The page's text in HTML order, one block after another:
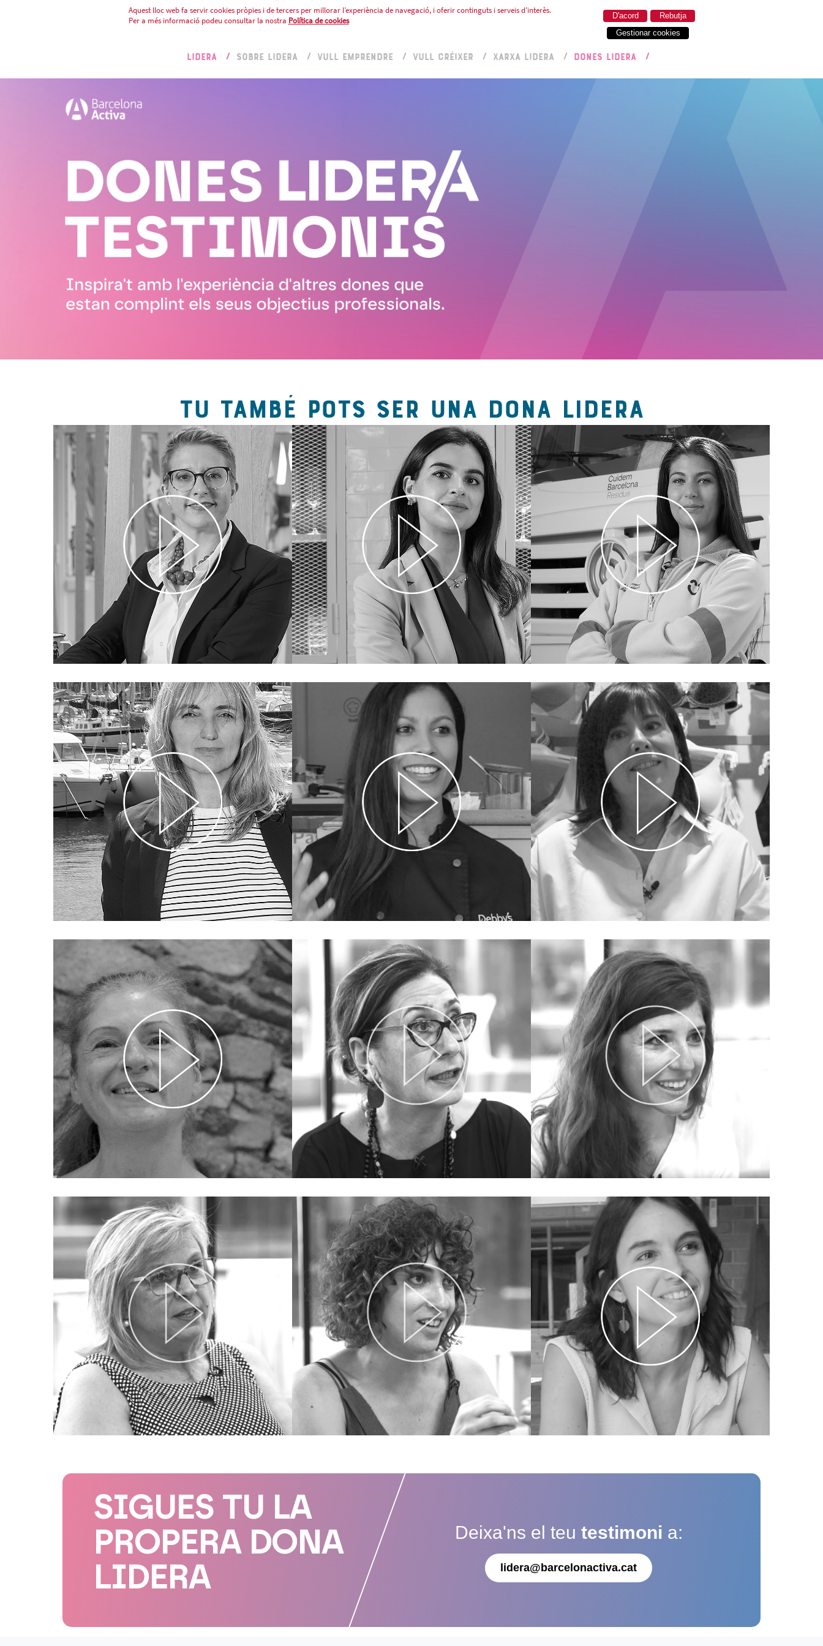
Aquest lloc web fa servir cookies pròpies i de tercers per millorar l’experiència de navegació, i oferir continguts i serveis d’interès.
Per a més informació podeu consultar la nostra Política de cookies Rebutja
D'acord
Gestionar cookies
LIDERA SOBRE LIDERA VULL EMPRENDRE VULL CRÉIXER XARXA LIDERA DONES LIDERA
TU TAMBÉ POTS SER UNA DONA LIDERA
SIGUES TU LA
PROPERA DONA
LIDERA
Deixa'ns el teu testimoni a:
lidera@barcelonactiva.cat